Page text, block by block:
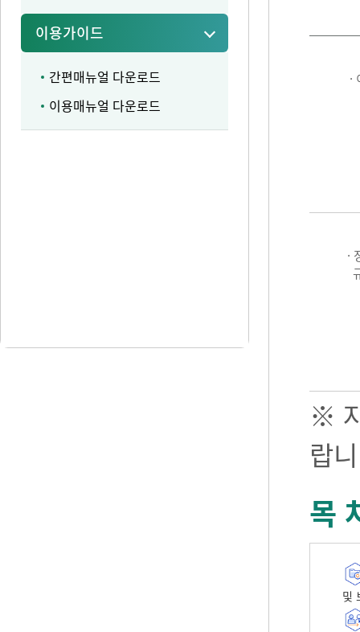
이용가이드
간편매뉴얼 다운로드
이용매뉴얼 다운로드
·
·
※
랍
목
및